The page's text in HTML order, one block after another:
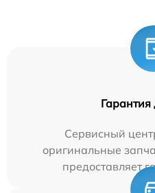
Гарантия
Сервисный
оригинальные
предоставляет